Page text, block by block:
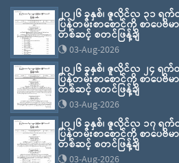
၂၀၂၆ ခုနှစ်၊ ဇူလိုင်လ ၃၁
ပြန်တမ်းစာစောင်ကို စာပေဗိမ
တစ်ဆင့် စတင်ဖြန့်ချိ
03-Aug-2026
၂၀၂၆ ခုနှစ်၊ ဇူလိုင်လ ၂၄
ပြန်တမ်းစာစောင်ကို စာပေဗိမ
တစ်ဆင့် စတင်ဖြန့်ချိ
03-Aug-2026
၂၀၂၆ ခုနှစ်၊ ဇူလိုင်လ ၁၇
ပြန်တမ်းစာစောင်ကို စာပေဗိ
တစ်ဆင့် စတင်ဖြန့်ချိ